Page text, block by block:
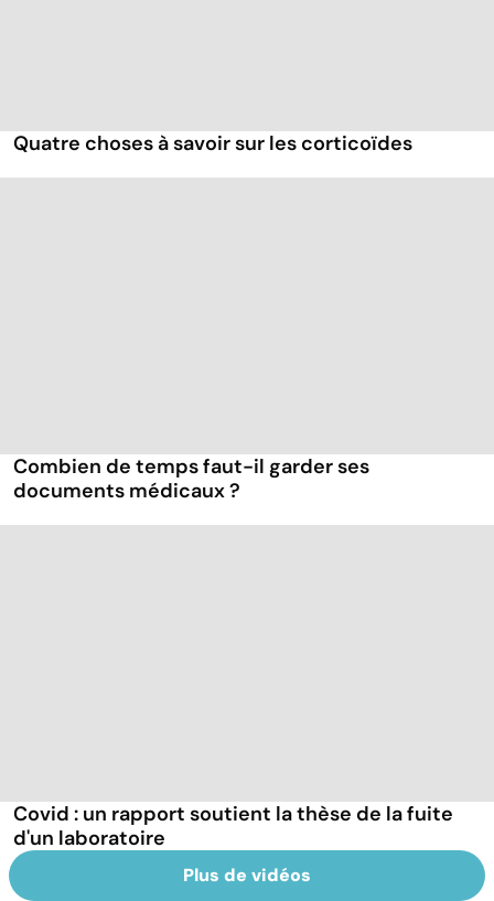
Quatre choses à savoir sur les corticoïdes
Combien de temps faut-il garder ses
documents médicaux ?
Covid : un rapport soutient la thèse de la fuite
d'un laboratoire
Plus de vidéos